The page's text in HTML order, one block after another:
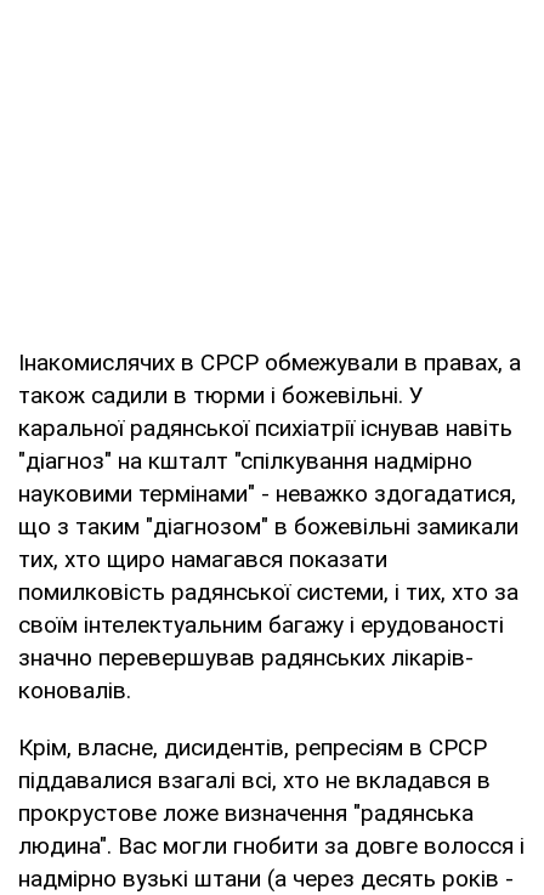
Інакомислячих в СРСР обмежували в правах, а
також садили в тюрми і божевільні. У
каральної радянської психіатрії існував навіть
"діагноз" на кшталт "спілкування надмірно
науковими термінами" - неважко здогадатися,
що з таким "діагнозом" в божевільні замикали
тих, хто щиро намагався показати
помилковість радянської системи, і тих, хто за
своїм інтелектуальним багажу і ерудованості
значно перевершував радянських лікарів-
коновалів.
Крім, власне, дисидентів, репресіям в СРСР
піддавалися взагалі всі, хто не вкладався в
прокрустове ложе визначення "радянська
людина". Вас могли гнобити за довге волосся і
надмірно вузькі штани (а через десять років -